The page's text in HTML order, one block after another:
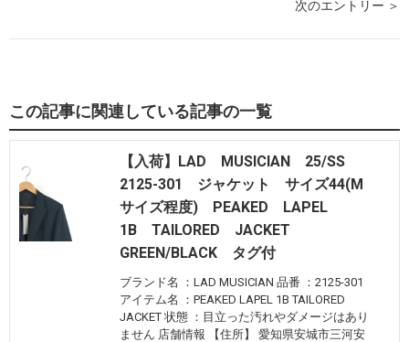
次のエントリー ＞
この記事に関連している記事の一覧
【入荷】LAD MUSICIAN 25/SS
2125-301 ジャケット サイズ44(M
サイズ程度) PEAKED LAPEL
1B TAILORED JACKET
GREEN/BLACK タグ付
ブランド名 ：LAD MUSICIAN 品番 ：2125-301
アイテム名 ：PEAKED LAPEL 1B TAILORED
JACKET 状態 ：目立った汚れやダメージはあり
ません 店舗情報 【住所】 愛知県安城市三河安